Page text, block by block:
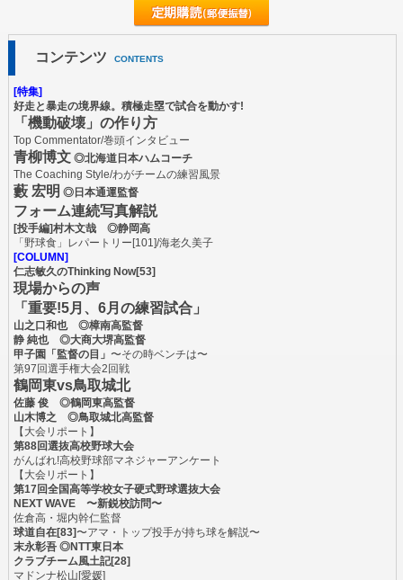
コンテンツ CONTENTS
[特集]
好走と暴走の境界線。積極走塁で試合を動かす!
「機動破壊」の作り方
Top Commentator/巻頭インタビュー
青柳博文 ◎北海道日本ハムコーチ
The Coaching Style/わがチームの練習風景
藪 宏明 ◎日本通運監督
フォーム連続写真解説
[投手編]村木文哉 ◎静岡高
「野球食」レパートリー[101]/海老久美子
[COLUMN]
仁志敏久のThinking Now[53]
現場からの声
「重要!5月、6月の練習試合」
山之口和也 ◎樟南高監督
静 純也 ◎大商大堺高監督
甲子園「監督の目」 〜その時ベンチは〜
第97回選手権大会2回戦
鶴岡東vs鳥取城北
佐藤 俊 ◎鶴岡東高監督
山木博之 ◎鳥取城北高監督
【大会リポート】
第88回選抜高校野球大会
がんばれ!高校野球部マネジャーアンケート
【大会リポート】
第17回全国高等学校女子硬式野球選抜大会
NEXT WAVE 〜新鋭校訪問〜
佐倉高・堀内幹仁監督
球道自在[83]〜アマ・トップ投手が持ち球を解説〜
末永彰吾 ◎NTT東日本
クラブチーム風土記[28]
マドンナ松山[愛媛]